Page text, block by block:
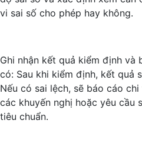
vi sai số cho phép hay không.
Ghi nhận kết quả kiểm định và
có: Sau khi kiểm định, kết quả
Nếu có sai lệch, sẽ báo cáo
các khuyến nghị hoặc yêu cầu
tiêu chuẩn.